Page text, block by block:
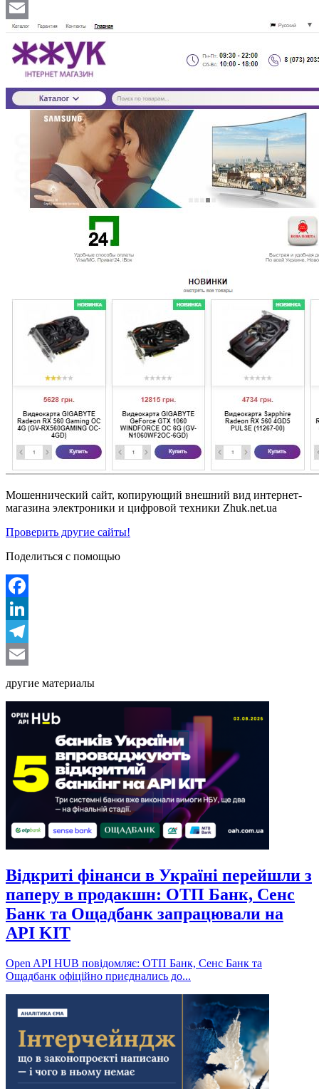
Telegram
Email
Мошеннический сайт, копирующий внешний вид интернет-
магазина электроники и цифровой техники Zhuk.net.ua
Проверить другие сайты!
Поделиться с помощью
Facebook
LinkedIn
Telegram
другие материалы
Відкриті фінанси в Україні перейшли з
паперу в продакшн: ОТП Банк, Сенс
Банк та Ощадбанк запрацювали на
API KIT
Open API HUB повідомляє: ОТП Банк, Сенс Банк та
Ощадбанк офіційно приєднались до...